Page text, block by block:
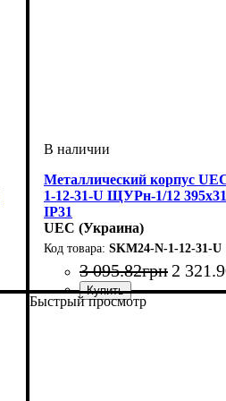
Металлический корпус
1-12-31-U ЩУРн-1/12
IP31
UEC (Украина)
SKM24-N-1-12-31-U
3 095.82грн 2 321.
Тип изделия: щит
Монтаж: наружный
Материал: металл
Количество модулей
Дверца : непрозрачная
Высота: 395
Ширина: 310
Глубина: 165
Пылевлагозащита
Быстрый просмотр